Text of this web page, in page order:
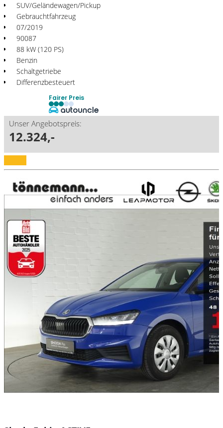
SUV/Geländewagen/Pickup
Gebrauchtfahrzeug
07/2019
90087
88 kW (120 PS)
Benzin
Schaltgetriebe
Differenzbesteuert
Fairer Preis
Unser Angebotspreis:
12.324,-